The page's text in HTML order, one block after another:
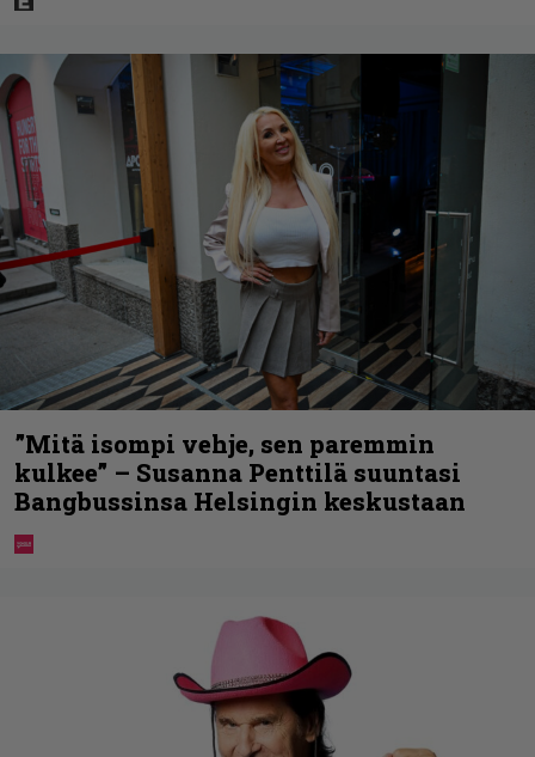
”Mitä isompi vehje, sen paremmin
kulkee” – Susanna Penttilä suuntasi
Bangbussinsa Helsingin keskustaan